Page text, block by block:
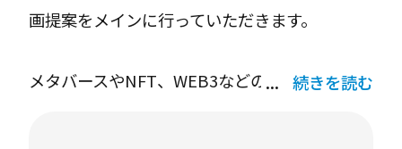
方を歓迎します。
画提案をメインに行っていただきます。
メタバースやNFT、WEB3などの新しい案件に
続きを読む